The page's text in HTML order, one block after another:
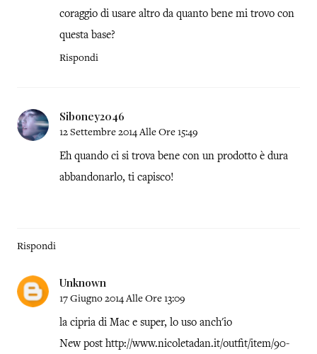
coraggio di usare altro da quanto bene mi trovo con
questa base?
Rispondi
Siboney2046
12 Settembre 2014 Alle Ore 15:49
Eh quando ci si trova bene con un prodotto è dura
abbandonarlo, ti capisco!
Rispondi
Unknown
17 Giugno 2014 Alle Ore 13:09
la cipria di Mac e super, lo uso anch'io
New post http://www.nicoletadan.it/outfit/item/90-